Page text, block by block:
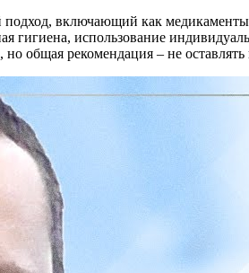
подход, включающий как
гигиена, использование
общая рекомендация – не